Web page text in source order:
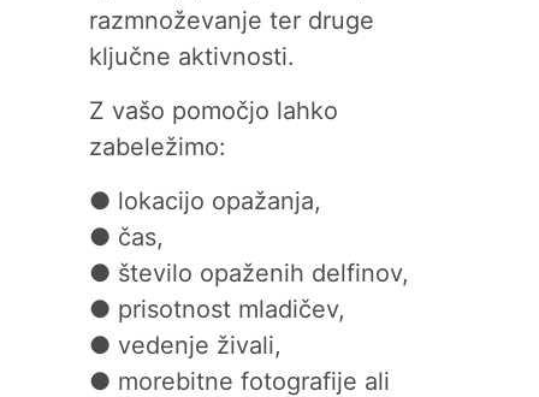
razmnoževanje ter druge
ključne aktivnosti.
Z vašo pomočjo lahko
zabeležimo:
● lokacijo opažanja,
● čas,
● število opaženih delfinov,
● prisotnost mladičev,
● vedenje živali,
● morebitne fotografije ali